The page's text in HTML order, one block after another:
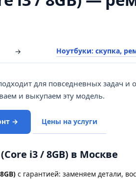
→ Ноутбуки: скупка,
для повседневных задач
и выкупаем эту модель.
→ Цены на услуги
i3 / 8GB) в Москве
с гарантией: заменяем детали,